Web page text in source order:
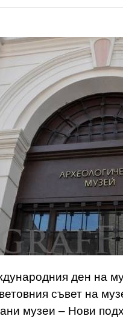
ден на
съвет на
музеи – Нови